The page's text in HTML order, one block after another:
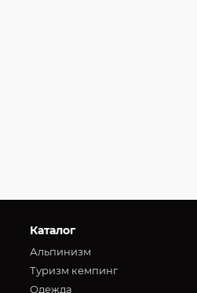
Каталог
Альпинизм
Туризм кемпинг
Oдежда